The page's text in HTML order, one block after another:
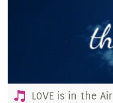
LOVE is in the Air